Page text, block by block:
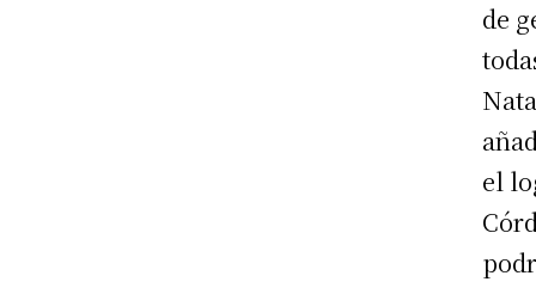
de
el